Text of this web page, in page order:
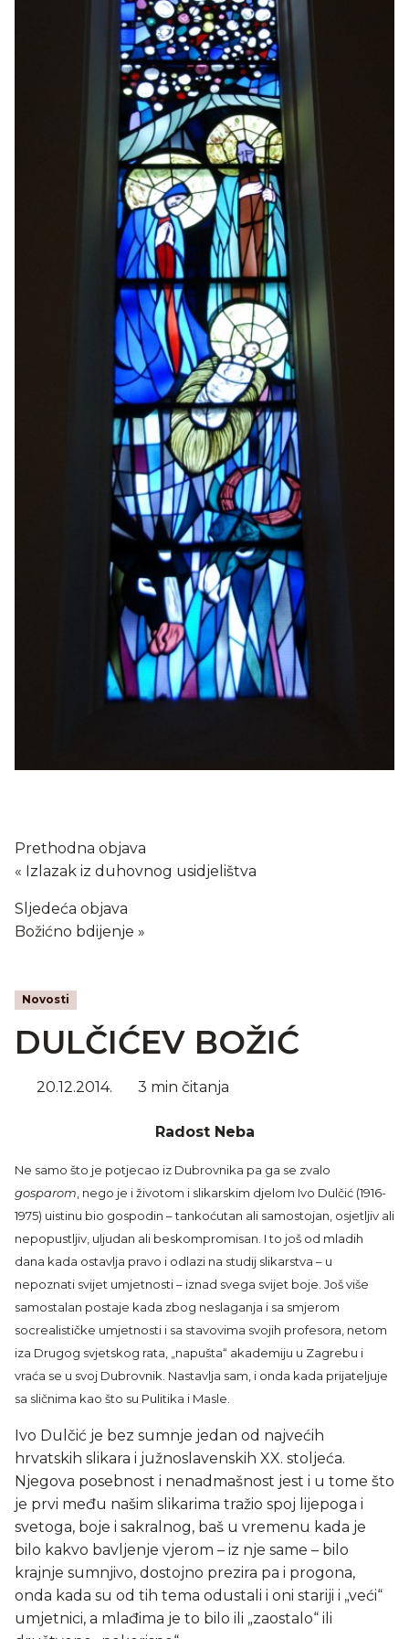
Prethodna objava
Izlazak iz duhovnog usidjelištva
Sljedeća objava
Božićno bdijenje
Novosti
DULČIĆEV BOŽIĆ
20.12.2014. 3 min čitanja
Radost Neba
Ne samo što je potjecao iz Dubrovnika pa ga se zvalo
gosparom, nego je i životom i slikarskim djelom Ivo Dulčić (1916-
1975) uistinu bio gospodin – tankoćutan ali samostojan, osjetljiv ali
nepopustljiv, uljudan ali beskompromisan. I to još od mladih
dana kada ostavlja pravo i odlazi na studij slikarstva – u
nepoznati svijet umjetnosti – iznad svega svijet boje. Još više
samostalan postaje kada zbog neslaganja i sa smjerom
socrealističke umjetnosti i sa stavovima svojih profesora, netom
iza Drugog svjetskog rata, „napušta“ akademiju u Zagrebu i
vraća se u svoj Dubrovnik. Nastavlja sam, i onda kada prijateljuje
sa sličnima kao što su Pulitika i Masle.
Ivo Dulčić je bez sumnje jedan od najvećih
hrvatskih slikara i južnoslavenskih XX. stoljeća.
Njegova posebnost i nenadmašnost jest i u tome što
je prvi među našim slikarima tražio spoj lijepoga i
svetoga, boje i sakralnog, baš u vremenu kada je
bilo kakvo bavljenje vjerom – iz nje same – bilo
krajnje sumnjivo, dostojno prezira pa i progona,
onda kada su od tih tema odustali i oni stariji i „veći“
umjetnici, a mlađima je to bilo ili „zaostalo“ ili